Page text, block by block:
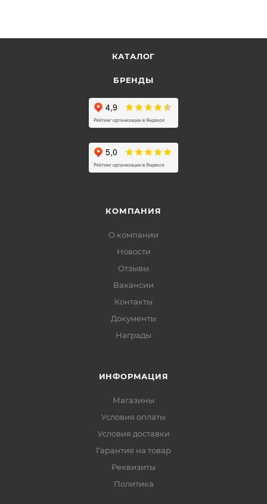
КАТАЛОГ
БРЕНДЫ
КОМПАНИЯ
О компании
Новости
Отзывы
Вакансии
Контакты
Документы
Награды
ИНФОРМАЦИЯ
Магазины
Условия оплаты
Условия доставки
Гарантия на товар
Реквизиты
Политика